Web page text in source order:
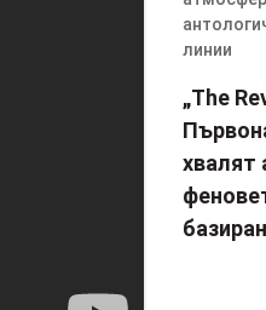
„The
хвалят